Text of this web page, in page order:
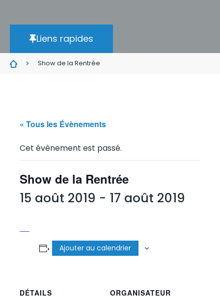
Liens rapides
Show de la Rentrée
« Tous les Évènements
Cet évènement est passé.
Show de la Rentrée
15 août 2019 - 17 août 2019
Ajouter au calendrier
DÉTAILS
ORGANISATEUR